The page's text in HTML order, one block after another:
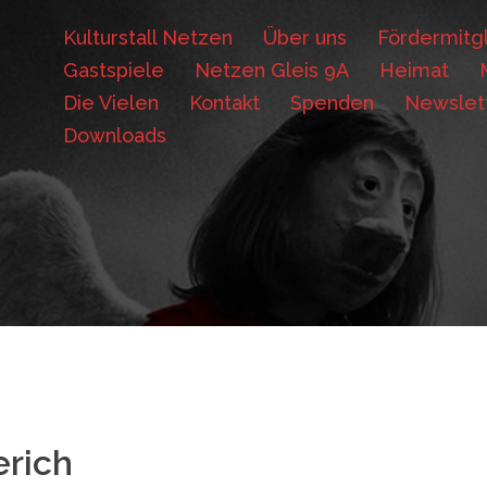
Kulturstall Netzen Über uns
Gastspiele
Netzen Gleis 9A Heimat
Die Vielen
Kontakt Spenden
Downloads